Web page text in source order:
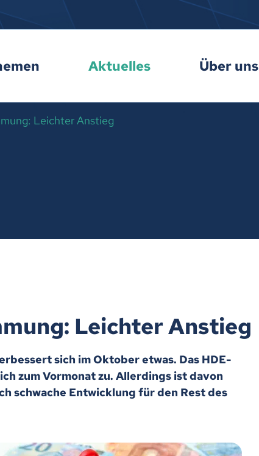
Aktuelles Über uns
Leichter Anstieg
Leichter Anstieg
sich im Oktober etwas. Das HDE-
zum Vormonat zu. Allerdings ist davon
schwache Entwicklung für den Rest des